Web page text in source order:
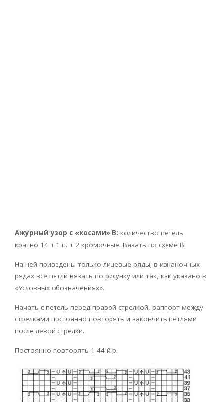
Ажурный узор с «косами» В: количество петель
кратно 14 + 1 п. + 2 кромочные. Вязать по схеме В.
На ней приведены только лицевые ряды; в изнаночных
рядах все петли вязать по рисунку или так, как указано в
«Условных обозначениях».
Начать с петель перед правой стрелкой, раппорт между
стрелками постоянно повторять и закончить петлями
после левой стрелки.
Постоянно повторять 1-44-й р.